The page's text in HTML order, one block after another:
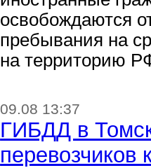
освобождаются
пребывания на
на территорию
09.08 13:37
ГИБДД в
перевозчиков